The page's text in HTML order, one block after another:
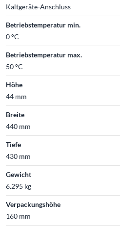
Kaltgeräte-Anschluss
Betriebstemperatur min.
0 °C
Betriebstemperatur max.
50 °C
Höhe
44 mm
Breite
440 mm
Tiefe
430 mm
Gewicht
6.295 kg
Verpackungshöhe
160 mm